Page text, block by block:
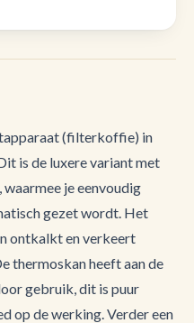
(filterkoffie) in
is de luxere variant met
je eenvoudig
gezet wordt. Het
ontkalkt en verkeert
thermoskan heeft aan de
gebruik, dit is puur
op de werking. Verder een